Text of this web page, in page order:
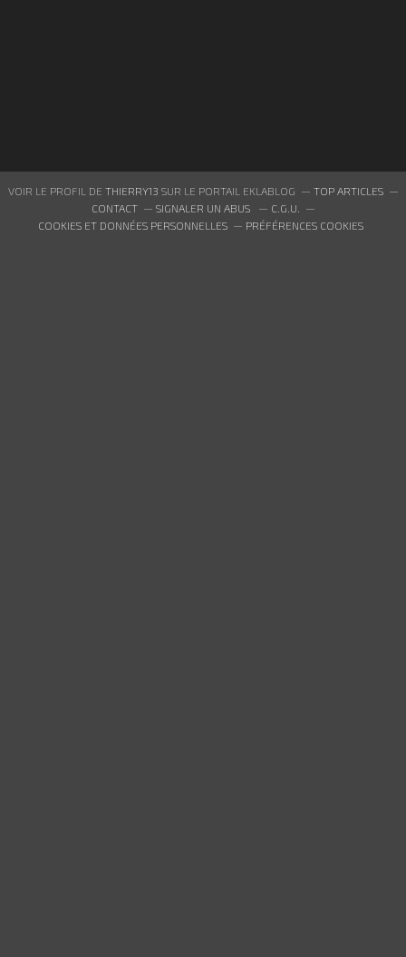
VOIR LE PROFIL DE THIERRY13 SUR LE PORTAIL EKLABLOG
TOP ARTICLES
CONTACT
SIGNALER UN ABUS
C.G.U.
COOKIES ET DONNÉES PERSONNELLES
PRÉFÉRENCES COOKIES